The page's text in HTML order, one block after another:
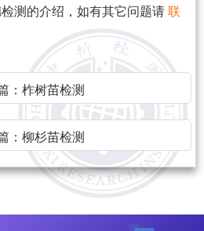
测的介绍，如有其它问题请 联
： 柞树苗检测
： 柳杉苗检测